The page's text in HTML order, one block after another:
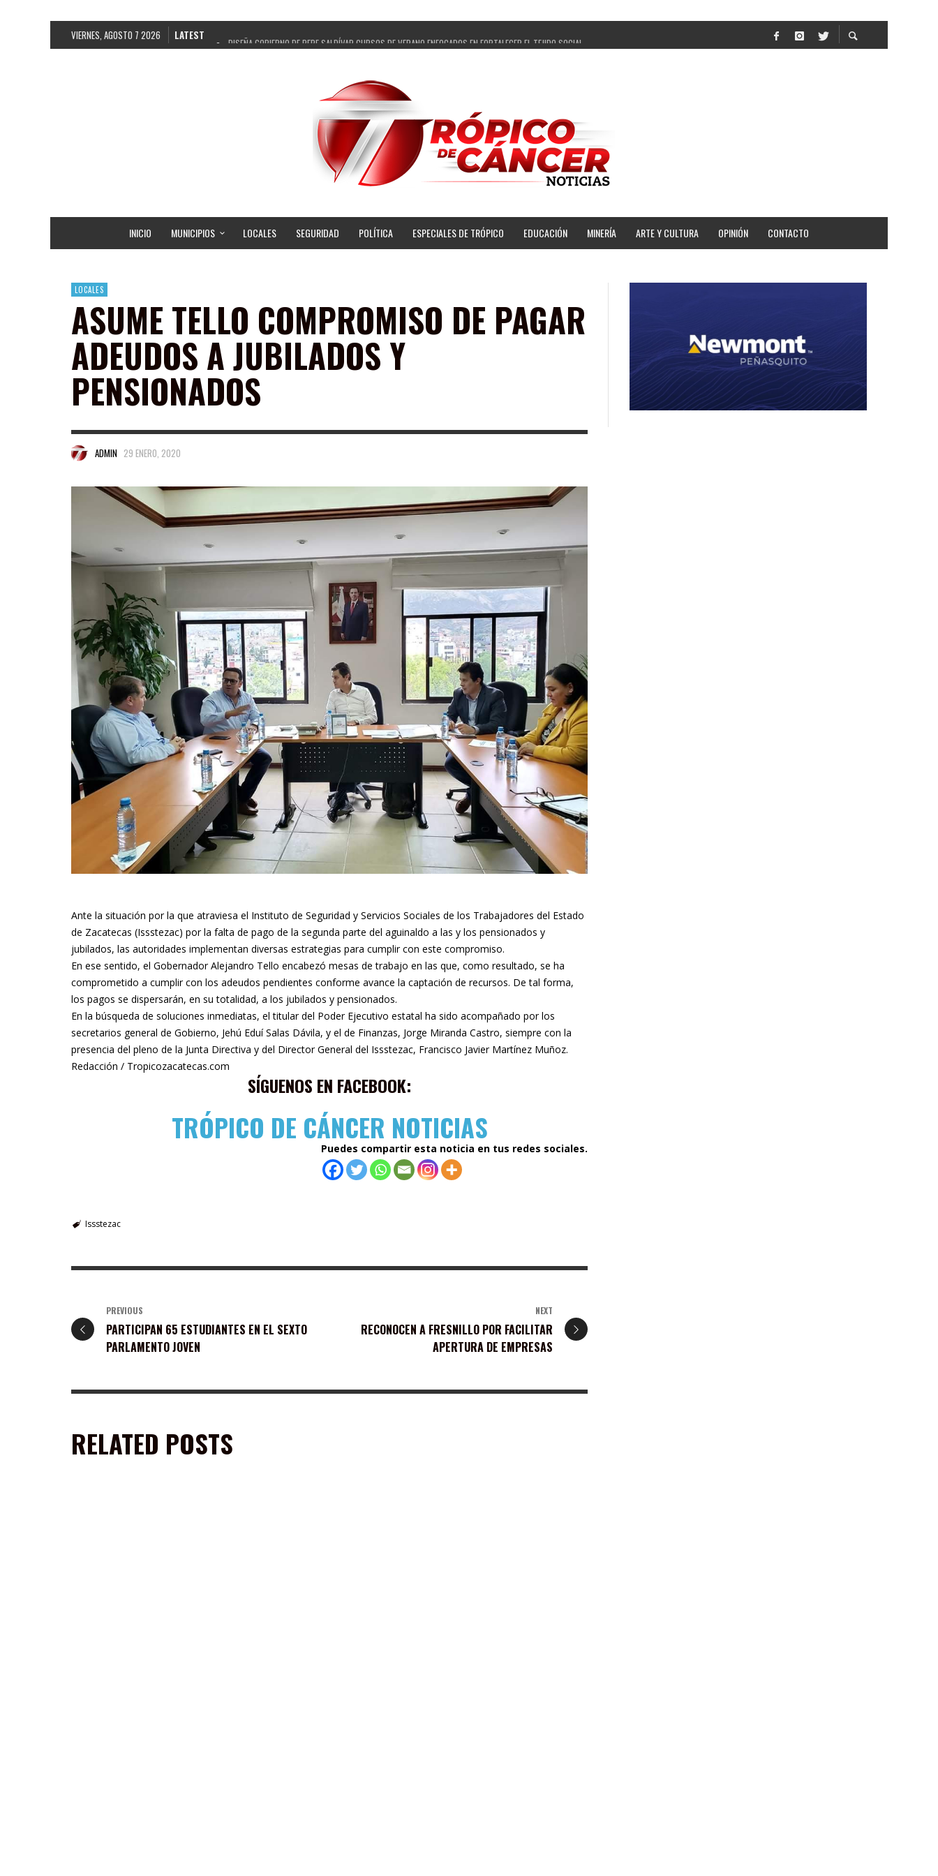
VIERNES, AGOSTO 7 2026 LATEST
DISEÑA GOBIERNO DE PEPE SALDÍVAR CURSOS DE VERANO ENFOCADOS EN FORTALECER EL TEJIDO SOCIAL
FORTALECE GOBIERNO DE PEPE SALDÍVAR LA EDUCACIÓN EN LA ZACATECANA CON COMODATO DE CENTRO DE BIENESTAR
GOBIERNO DE PEPE SALDÍVAR Y GRUPO FEMSA GENERAN MÁS DE 3 MIL EMPLEOS EN GUADALUPE
CUARTA FERIA EXPO AGROPECUARIA TRAJO BENEFICIO DIRECTO A GUADALUPE: PEPE SALDÍVAR
RECONOCE PEPE SALDÍVAR A ARTISTA ZACATECANA VICTORIA HERNÁNDEZ
SON MUJERES GUADALUPENSES PRINCIPALES BENEFICIADAS DEL PROGRAMA VIVIENDAS PARA EL BIENESTAR
INICIO MUNICIPIOS LOCALES SEGURIDAD POLÍTICA ESPECIALES DE TRÓPICO EDUCACIÓN MINERÍA ARTE Y CULTURA OPINIÓN CONTACTO
LOCALES
ASUME TELLO COMPROMISO DE PAGAR
ADEUDOS A JUBILADOS Y
PENSIONADOS
ADMIN 29 ENERO, 2020
Ante la situación por la que atraviesa el Instituto de Seguridad y Servicios Sociales de los Trabajadores del Estado
de Zacatecas (Issstezac) por la falta de pago de la segunda parte del aguinaldo a las y los pensionados y
jubilados, las autoridades implementan diversas estrategias para cumplir con este compromiso.
En ese sentido, el Gobernador Alejandro Tello encabezó mesas de trabajo en las que, como resultado, se ha
comprometido a cumplir con los adeudos pendientes conforme avance la captación de recursos. De tal forma,
los pagos se dispersarán, en su totalidad, a los jubilados y pensionados.
En la búsqueda de soluciones inmediatas, el titular del Poder Ejecutivo estatal ha sido acompañado por los
secretarios general de Gobierno, Jehú Eduí Salas Dávila, y el de Finanzas, Jorge Miranda Castro, siempre con la
presencia del pleno de la Junta Directiva y del Director General del Issstezac, Francisco Javier Martínez Muñoz.
Redacción / Tropicozacatecas.com
SÍGUENOS EN FACEBOOK:
TRÓPICO DE CÁNCER NOTICIAS
Puedes compartir esta noticia en tus redes sociales.
Issstezac
PREVIOUS
PARTICIPAN 65 ESTUDIANTES EN EL SEXTO
PARLAMENTO JOVEN
NEXT
RECONOCEN A FRESNILLO POR FACILITAR
APERTURA DE EMPRESAS
RELATED POSTS